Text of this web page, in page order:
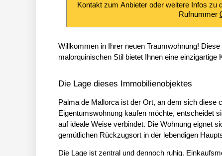
Kontakt zum Anbieter oder weitere Infos zu
Rufnummer
Willkommen in Ihrer neuen Traumwohnung! Diese
malorquinischen Stil bietet Ihnen eine
Die Lage dieses Immobilienobjektes
Palma de Mallorca ist der Ort, an dem sich diese
Eigentumswohnung kaufen möchte, entscheidet
auf ideale Weise verbindet. Die Wohnung eignet
gemütlichen Rückzugsort in der lebendigen
Die Lage ist zentral und dennoch ruhig.